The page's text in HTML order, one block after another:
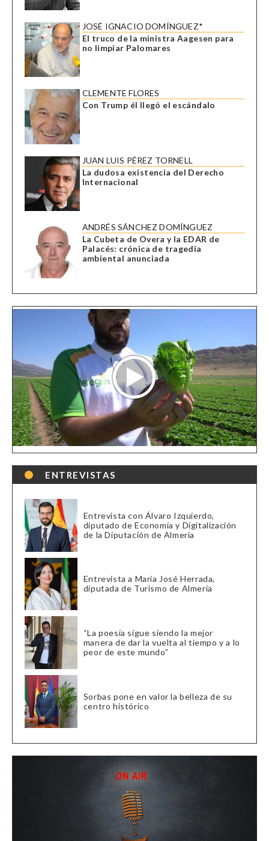
JOSÉ IGNACIO DOMÍNGUEZ*
El truco de la ministra Aagesen para
no limpiar Palomares
CLEMENTE FLORES
Con Trump él llegó el escándalo
JUAN LUIS PÉREZ TORNELL
La dudosa existencia del Derecho
Internacional
ANDRÉS SÁNCHEZ DOMÍNGUEZ
La Cubeta de Overa y la EDAR de
Palacés: crónica de tragedia
ambiental anunciada
ENTREVISTAS
Entrevista con Álvaro Izquierdo,
diputado de Economía y Digitalización
de la Diputación de Almería
Entrevista a María José Herrada,
diputada de Turismo de Almería
“La poesía sigue siendo la mejor
manera de dar la vuelta al tiempo y a lo
peor de este mundo”
Sorbas pone en valor la belleza de su
centro histórico